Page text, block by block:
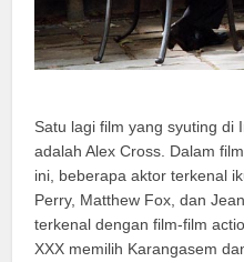
Satu lagi film yang syuting di
adalah Alex Cross. Dalam
ini, beberapa aktor terkenal
Perry, Matthew Fox, dan
terkenal dengan film-film
XXX memilih Karangasem